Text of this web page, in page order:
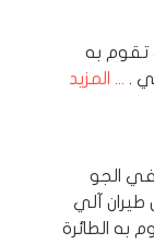
تقوم به
. ... المزيد
في الجو
طيران آلي
به الطائرة